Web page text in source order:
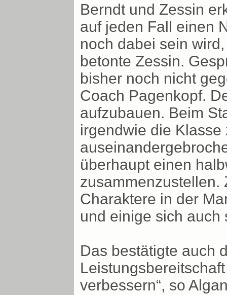
Berndt und Zessin
auf jeden Fall einen
noch dabei sein
betonte Zessin.
bisher noch nicht
Coach Pagenkopf.
aufzubauen. Beim
irgendwie die Klasse
überhaupt einen
zusammenzustellen.
Charaktere in der
und einige sich auch
Das bestätigte auch
verbessern“, so